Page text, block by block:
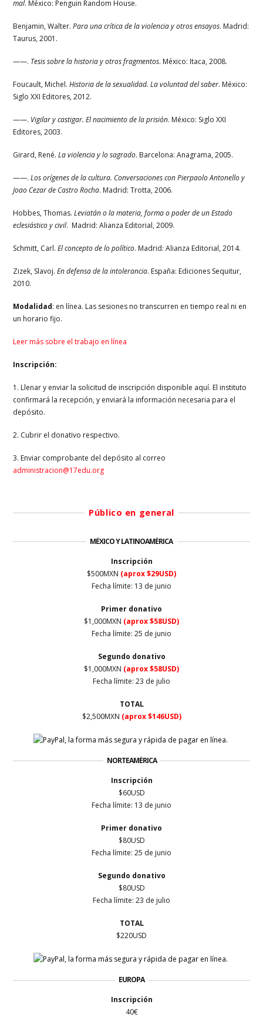
mal. México: Penguin Random House.
Benjamin, Walter.Para una crítica de la violencia y otros ensayos. Madrid:
Taurus, 2001.
——. Tesis sobre la historia y otros fragmentos. México: Itaca, 2008.
Foucault, Michel.Historia de la sexualidad. La voluntad del saber. México:
Siglo XXI Editores, 2012.
——. Vigilar y castigar. El nacimiento de la prisión. México: Siglo XXI
Editores, 2003.
Girard, René.La violencia y lo sagrado. Barcelona: Anagrama, 2005.
——.Los orígenes de la cultura. Conversaciones con Pierpaolo Antonello y
Joao Cezar de Castro Rocha. Madrid: Trotta, 2006.
Hobbes, Thomas.Leviatán o la materia, forma o poder de un Estado
eclesiástico y civil. Madrid: Alianza Editorial, 2009.
Schmitt, Carl.El concepto de lo político. Madrid: Alianza Editorial, 2014.
Zizek, Slavoj.En defensa de la intolerancia. España: Ediciones Sequitur,
2010.
Modalidad: en línea. Las sesiones no transcurren en tiempo real ni en
un horario fijo.
Leer más sobre el trabajo en línea
Inscripción:
1. Llenar y enviar la solicitud de inscripción disponible aquí. El instituto
confirmará la recepción, y enviará la información necesaria para el
depósito.
2. Cubrir el donativo respectivo.
3. Enviar comprobante del depósito al correo
administracion@17edu.org
Público en general
MÉXICO Y LATINOAMÉRICA
Inscripción
$500MXN (aprox $29USD)
Fecha límite: 13 de junio
Primer donativo
$1,000MXN (aprox $58USD)
Fecha límite: 25 de junio
Segundo donativo
$1,000MXN (aprox $58USD)
Fecha límite: 23 de julio
TOTAL
$2,500MXN (aprox $146USD)
NORTEAMÉRICA
Inscripción
$60USD
Fecha límite: 13 de junio
Primer donativo
$80USD
Fecha límite: 25 de junio
Segundo donativo
$80USD
Fecha límite: 23 de julio
TOTAL
$220USD
EUROPA
Inscripción
40€